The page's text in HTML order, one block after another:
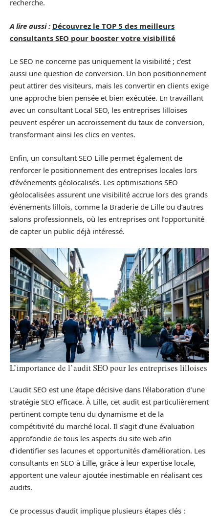
recherche.
A lire aussi : Découvrez le TOP 5 des meilleurs
consultants SEO pour booster votre visibilité
Le SEO ne concerne pas uniquement la visibilité ; c’est
aussi une question de conversion. Un bon positionnement
peut attirer des visiteurs, mais les convertir en clients exige
une approche bien pensée et bien exécutée. En travaillant
avec un consultant Local SEO, les entreprises lilloises
peuvent espérer un accroissement du taux de conversion,
transformant ainsi les clics en ventes.
Enfin, un consultant SEO Lille permet également de
renforcer le positionnement des entreprises locales lors
d’événements géolocalisés. Les optimisations SEO
géolocalisées assurent une visibilité accrue lors des grands
événements lillois, comme la Braderie de Lille ou d’autres
salons professionnels, où les entreprises ont l’opportunité
de capter un public déjà intéressé.
L’importance de l’audit SEO pour les entreprises lilloises
L’audit SEO est une étape décisive dans l’élaboration d’une
stratégie SEO efficace. À Lille, cet audit est particulièrement
pertinent compte tenu du dynamisme et de la
compétitivité du marché local. Il s’agit d’une évaluation
approfondie de tous les aspects du site web afin
d’identifier ses lacunes et opportunités d’amélioration. Les
consultants en SEO à Lille, grâce à leur expertise locale,
apportent une valeur ajoutée inestimable en réalisant ces
audits.
Ce processus d’audit implique plusieurs étapes clés :